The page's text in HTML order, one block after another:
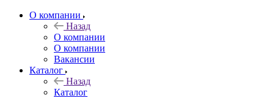
О компании
Назад
О компании
О компании
Вакансии
Каталог
Назад
Каталог